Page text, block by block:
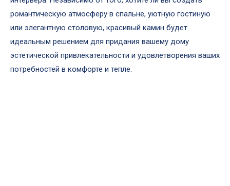
романтическую атмосферу в спальне, уютную гостиную
или элегантную столовую, красивый камин будет
идеальным решением для придания вашему дому
эстетической привлекательности и удовлетворения ваших
потребностей в комфорте и тепле.